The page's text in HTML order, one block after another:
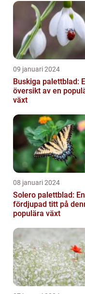
09 januari 2024
Buskiga palettblad:
översikt av en
växt
08 januari 2024
Solero palettblad: En
fördjupad titt på
populära växt